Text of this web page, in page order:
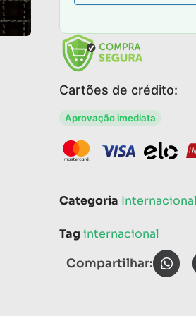
Cartões de crédito:
Aprovação imediata
Categoria
Tag internacional
Compartilhar: